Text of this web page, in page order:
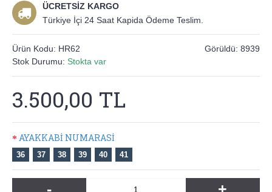
ÜCRETSİZ KARGO
Türkiye İçi 24 Saat Kapida Ödeme Teslim.
Görüldü: 8939
Ürün Kodu: HR62
Stok Durumu: Stokta var
3.500,00 TL
AYAKKABİ NUMARASİ
36 37 38 39 40 41